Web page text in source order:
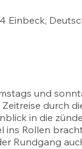
Einbeck,
und
durch
in die
ins Rollen
Rundgang